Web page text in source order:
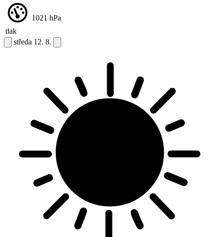
tlak
1021 hPa
středa 12. 8.